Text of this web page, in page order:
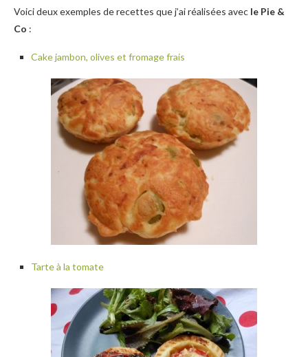
Voici deux exemples de recettes que j’ai réalisées avec le Pie &
Co :
Cake jambon, olives et fromage frais
Tarte à la tomate